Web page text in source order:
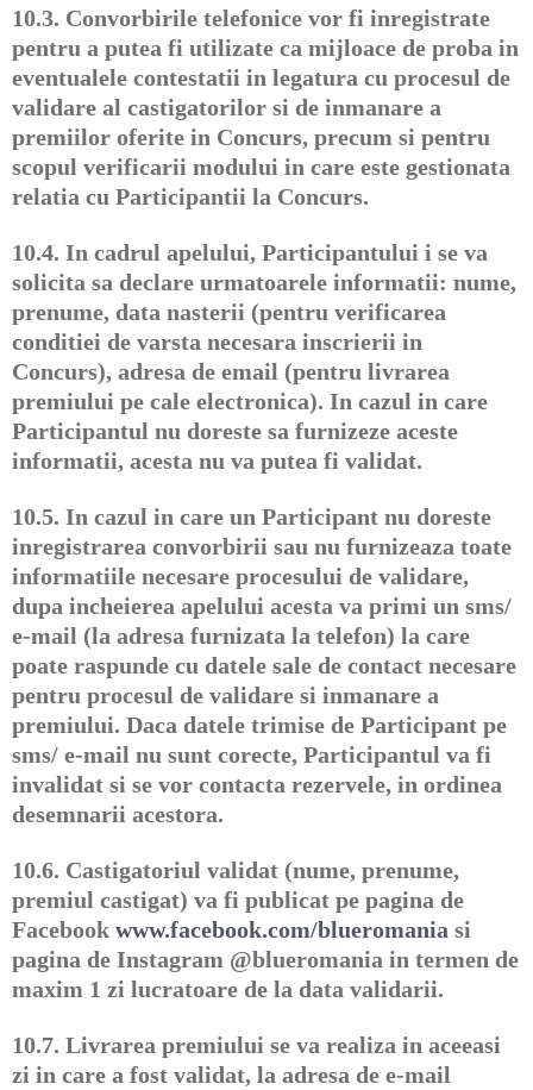
10.3. Convorbirile telefonice vor fi inregistrate
pentru a putea fi utilizate ca mijloace de proba in
eventualele contestatii in legatura cu procesul de
validare al castigatorilor si de inmanare a
premiilor oferite in Concurs, precum si pentru
scopul verificarii modului in care este gestionata
relatia cu Participantii la Concurs.
10.4. In cadrul apelului, Participantului i se va
solicita sa declare urmatoarele informatii: nume,
prenume, data nasterii (pentru verificarea
conditiei de varsta necesara inscrierii in
Concurs), adresa de email (pentru livrarea
premiului pe cale electronica). In cazul in care
Participantul nu doreste sa furnizeze aceste
informatii, acesta nu va putea fi validat.
10.5. In cazul in care un Participant nu doreste
inregistrarea convorbirii sau nu furnizeaza toate
informatiile necesare procesului de validare,
dupa incheierea apelului acesta va primi un sms/
e-mail (la adresa furnizata la telefon) la care
poate raspunde cu datele sale de contact necesare
pentru procesul de validare si inmanare a
premiului. Daca datele trimise de Participant pe
sms/ e-mail nu sunt corecte, Participantul va fi
invalidat si se vor contacta rezervele, in ordinea
desemnarii acestora.
10.6. Castigatoriul validat (nume, prenume,
premiul castigat) va fi publicat pe pagina de
Facebook www.facebook.com/blueromania si
pagina de Instagram @blueromania in termen de
maxim 1 zi lucratoare de la data validarii.
10.7. Livrarea premiului se va realiza in aceeasi
zi in care a fost validat, la adresa de e-mail